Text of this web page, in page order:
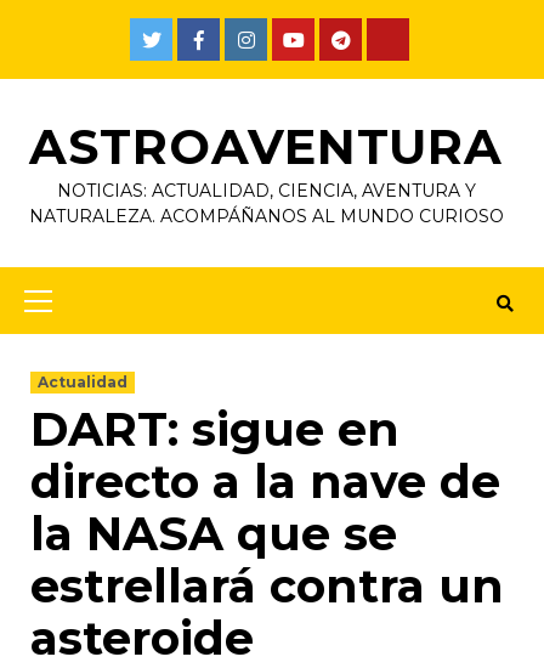
ASTROAVENTURA
NOTICIAS: ACTUALIDAD, CIENCIA, AVENTURA Y
NATURALEZA. ACOMPÁÑANOS AL MUNDO CURIOSO
Actualidad
DART: sigue en
directo a la nave de
la NASA que se
estrellará contra un
asteroide